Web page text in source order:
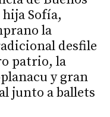
Sofía,
la
desfile
patrio, la
y gran
junto a ballets